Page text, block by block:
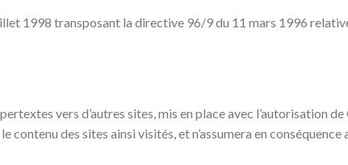
1998 transposant la directive 96/9 du 11 mars 1996
vers d’autres sites, mis en place avec l’autorisation
des sites ainsi visités, et n’assumera en conséquence